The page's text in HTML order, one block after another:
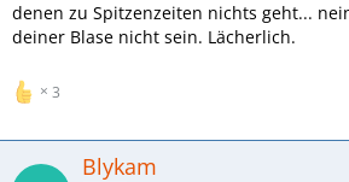
denen zu Spitzenzeiten nichts geht...
deiner Blase nicht sein. Lächerlich.
3
Blykam